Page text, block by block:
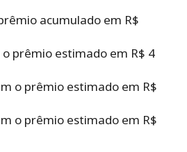
acumulado em R$
prêmio estimado em R$ 4
o prêmio estimado em R$
o prêmio estimado em R$